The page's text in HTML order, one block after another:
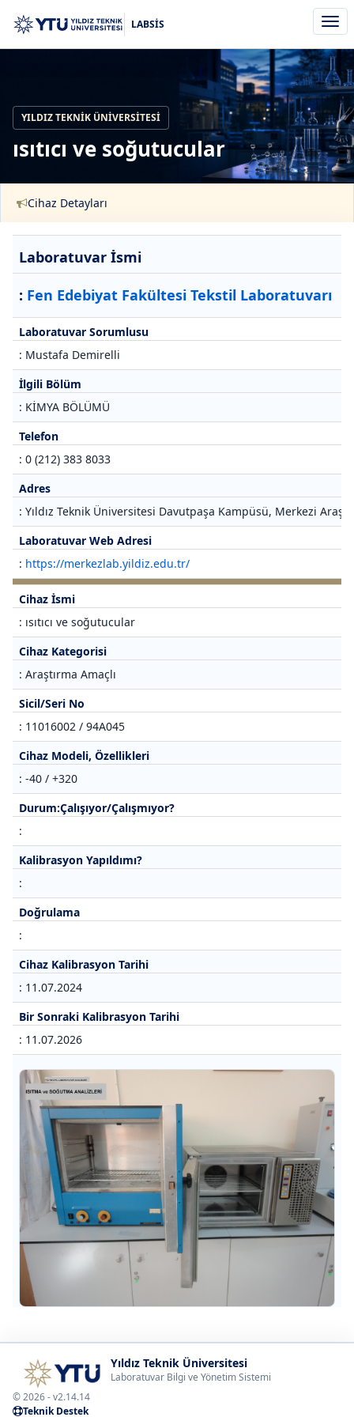
aç/
LABSİS
YILDIZ TEKNIK ÜNIVERSITESI
ısıtıcı ve soğutucular
Cihaz Detayları
Laboratuvar İsmi
: Fen Edebiyat Fakültesi Tekstil Laboratuvarı
Laboratuvar Sorumlusu
: Mustafa Demirelli
İlgili Bölüm
: KİMYA BÖLÜMÜ
Telefon
: 0 (212) 383 8033
Adres
: Yıldız Teknik Üniversitesi Davutpaşa Kampüsü, Merkezi
Laboratuvar Web Adresi
: https://merkezlab.yildiz.edu.tr/
Cihaz İsmi
: ısıtıcı ve soğutucular
Cihaz Kategorisi
: Araştırma Amaçlı
Sicil/Seri No
: 11016002 / 94A045
Cihaz Modeli, Özellikleri
: -40 / +320
Durum:Çalışıyor/Çalışmıyor?
:
Kalibrasyon Yapıldımı?
:
Doğrulama
:
Cihaz Kalibrasyon Tarihi
: 11.07.2024
Bir Sonraki Kalibrasyon Tarihi
: 11.07.2026
Yıldız Teknik Üniversitesi
Laboratuvar Bilgi ve Yönetim Sistemi
© 2026 - v2.14.14
Teknik Destek